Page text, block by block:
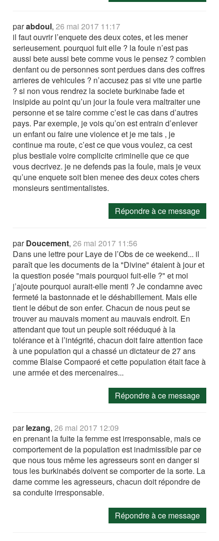
parabdoul,26 mai 2017 11:17
il faut ouvrir l’enquete des deux cotes, et les mener
serieusement. pourquoi fuit elle ? la foule n’est pas
aussi bete aussi bete comme vous le pensez ? combien
denfant ou de personnes sont perdues dans des coffres
arrieres de vehicules ? n’accusez pas si vite une partie
? si non vous rendrez la societe burkinabe fade et
insipide au point qu’un jour la foule vera maltraiter une
personne et se taire comme c’est le cas dans d’autres
pays. Par exemple, je vois qu’on est entrain d’enlever
un enfant ou faire une violence et je me tais , je
continue ma route, c’est ce que vous voulez, ca cest
plus bestiale voire complicite criminelle que ce que
vous decrivez. je ne defends pas la foule, mais je veux
qu’une enquete soit bien menee des deux cotes chers
monsieurs sentimentalistes.
Répondre à ce message
parDoucement,26 mai 2017 11:56
Dans une lettre pour Laye de l’Obs de ce weekend... il
paraît que les documents de la "Divine" étaient à jour et
la question posée "mais pourquoi fuit-elle ?" et moi
j’ajoute pourquoi aurait-elle menti ? Je condamne avec
fermeté la bastonnade et le déshabillement. Mais elle
tient le début de son enfer. Chacun de nous peut se
trouver au mauvais moment au mauvais endroit. En
attendant que tout un peuple soit rééduqué à la
tolérance et à l’intégrité, chacun doit faire attention face
à une population qui a chassé un dictateur de 27 ans
comme Blaise Compaoré et cette population était face à
une armée et des mercenaires...
Répondre à ce message
parlezang,26 mai 2017 12:09
en prenant la fuite la femme est irresponsable, mais ce
comportement de la population est inadmissible par ce
que nous tous même les agresseurs sont en danger si
tous les burkinabés doivent se comporter de la sorte. La
dame comme les agresseurs, chacun doit répondre de
sa conduite irresponsable.
Répondre à ce message